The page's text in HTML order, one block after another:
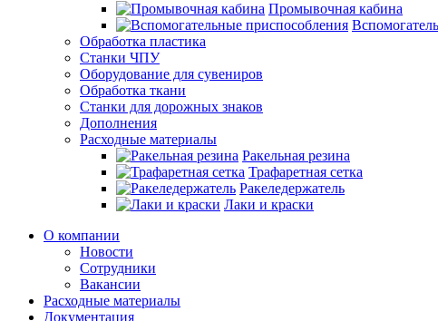
Промывочная кабина
Обработка пластика
Станки ЧПУ
Оборудование для сувениров
Обработка ткани
Станки для дорожных знаков
Дополнения
Расходные материалы
Ракельная резина
Трафаретная сетка
Ракеледержатель
Лаки и краски
О компании
Новости
Сотрудники
Вакансии
Расходные материалы
Документация